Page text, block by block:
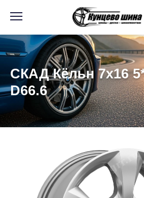
СКАД Кёльн 7x16
D66.6
Информация Фото товара